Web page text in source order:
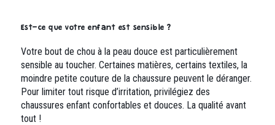
Est-ce que votre enfant est sensible ?
Votre bout de chou à la peau douce est particulièrement
sensible au toucher. Certaines matières, certains textiles, la
moindre petite couture de la chaussure peuvent le déranger.
Pour limiter tout risque d’irritation, privilégiez des
chaussures enfant confortables et douces. La qualité avant
tout !